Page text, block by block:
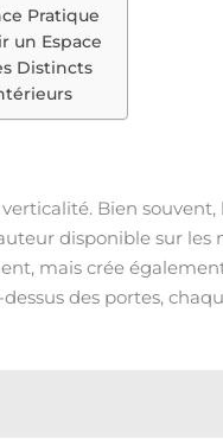
Pratique
un Espace
Distincts
Bien
disponible sur les
mais crée
des portes,